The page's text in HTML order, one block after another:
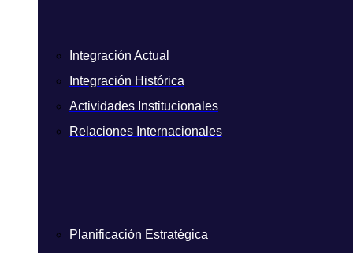
Integración Actual
Integración Histórica
Actividades Institucionales
Relaciones Internacionales
Planificación Estratégica